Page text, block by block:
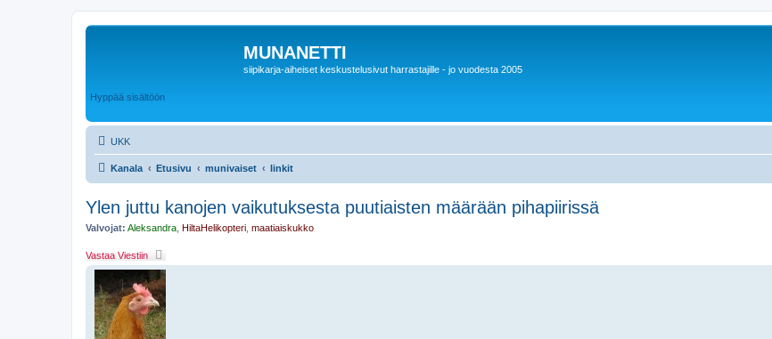
MUNANETTI
siipikarja-aiheiset keskustelusivut harrastajille - jo vuodesta 2005
Hyppää sisältöön
UKK
Kanala Etusivu munivaiset linkit
Ylen juttu kanojen vaikutuksesta puutiaisten määrään pihapiirissä
Valvojat: Aleksandra HiltaHelikopteri maatiaiskukko
Vastaa Viestiin